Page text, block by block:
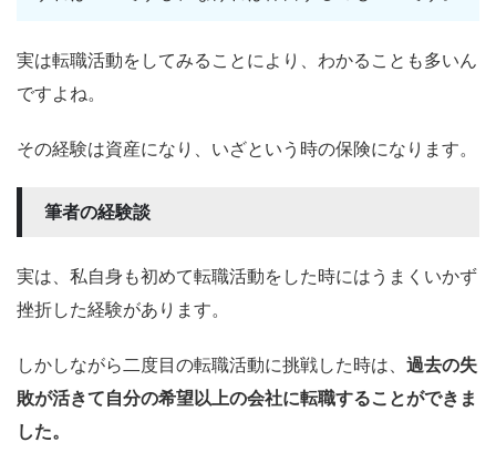
実は転職活動をしてみることにより、わかることも多いん
ですよね。
その経験は資産になり、いざという時の保険になります。
筆者の経験談
実は、私自身も初めて転職活動をした時にはうまくいかず
挫折した経験があります。
しかしながら二度目の転職活動に挑戦した時は、 過去の失
敗が活きて自分の希望以上の会社に転職することができま
した。